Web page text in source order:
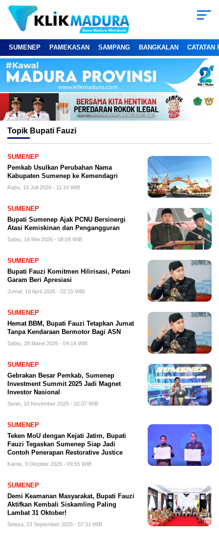
SUMENEP PAMEKASAN SAMPANG BANGKALAN CATATAN
Topik Bupati Fauzi
SUMENEP
Pemkab Usulkan Perubahan Nama
Kabupaten Sumenep ke Kemendagri
Rabu, 15 Juli 2026 - 11:16 WIB
SUMENEP
Bupati Sumenep Ajak PCNU Bersinergi
Atasi Kemiskinan dan Pengangguran
Sabtu, 16 Mei 2026 - 08:09 WIB
SUMENEP
Bupati Fauzi Komitmen Hilirisasi, Petani
Garam Beri Apresiasi
Jumat, 10 April 2026 - 02:15 WIB
SUMENEP
Hemat BBM, Bupati Fauzi Tetapkan Jumat
Tanpa Kendaraan Bermotor Bagi ASN
Sabtu, 28 Maret 2026 - 04:14 WIB
SUMENEP
Gebrakan Besar Pemkab, Sumenep
Investment Summit 2025 Jadi Magnet
Investor Nasional
Senin, 10 November 2025 - 02:07 WIB
SUMENEP
Teken MoU dengan Kejati Jatim, Bupati
Fauzi Tegaskan Sumenep Siap Jadi
Contoh Penerapan Restorative Justice
Kamis, 9 Oktober 2025 - 09:55 WIB
SUMENEP
Demi Keamanan Masyarakat, Bupati Fauzi
Aktifkan Kembali Siskamling Paling
Lambat 31 Oktober!
Selasa, 23 September 2025 - 07:31 WIB